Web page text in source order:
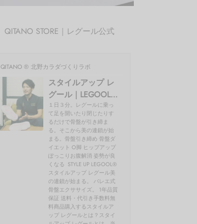
QITANO STORE｜レグール公式
QITANO ® 北野カラダづくりラボ
スタイルアップ レ
グール｜LEGOOL®
使い方、効果を開
発者の北野が解説
１日３分。レグールに乗っ
て足を開いたり閉じたりす
るだけで骨盤が引き締ま
る。そこから美の連鎖が始
まる。骨盤引き締め 骨盤ダ
イエット O脚 ヒップアップ
ぽっこりお腹解消 姿勢が良
くなる STYLE UP LEGOOL®
スタイルアップ レグール美
の連鎖が始まる。 バレエ式
骨盤エクササイズ。 1年品質
保証 送料・代引き手数料無
料商品購入するスタイルア
ップ レグールとは？スタイ